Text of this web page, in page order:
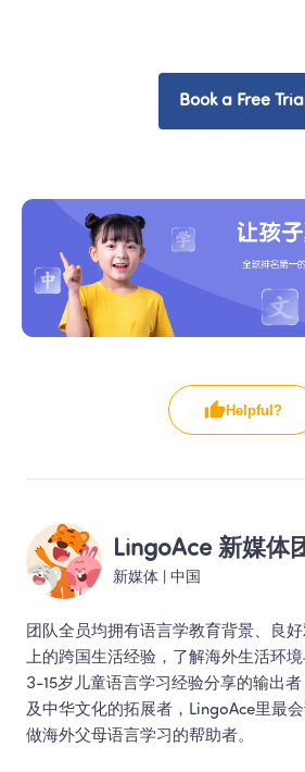
Book a Free
Helpful?
LingoAce 新媒体
新媒体 中国
团队全员均拥有语言学教育背景、良
上的跨国生活经验，了解海外生活环
3-15岁儿童语言学习经验分享的输出
及中华文化的拓展者，LingoAce里最
做海外父母语言学习的帮助者。